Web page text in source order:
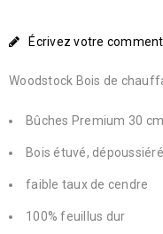
Écrivez votre
Woodstock Bois de
Bûches Premium 30 cm
Bois étuvé, dépoussiéré
faible taux de cendre
100% feuillus dur